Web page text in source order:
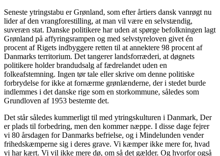
Seneste ytringstabu er Grønland, som efter årtiers dansk vanrøgt nu
lider af den vrangforestilling, at man vil være en selvstændig,
suveræn stat. Danske politikere har uden at spørge befolkningen lagt
Grønland på affyringsrampen og med selvstyreloven givet én
procent af Rigets indbyggere retten til at annektere 98 procent af
Danmarks territorium. Det tangerer landsforræderi, at døgnets
politikere holder brandudsalg af fædrelandet uden en
folkeafstemning. Ingen tør tale eller skrive om denne politiske
forbrydelse for ikke at fornærme grønlænderne, der i stedet burde
indlemmes i det danske rige som en storkommune, således som
Grundloven af 1953 bestemte det.
Det står således kummerligt til med ytringskulturen i Danmark, Der
er plads til forbedring, men den kommer næppe. I disse dage fejrer
vi 80 årsdagen for Danmarks befrielse, og i Mindelunden vender
frihedskæmperne sig i deres grave. Vi kæmper ikke mere for, hvad
vi har kært. Vi vil ikke mere dø, om så det gælder. Og hvorfor også